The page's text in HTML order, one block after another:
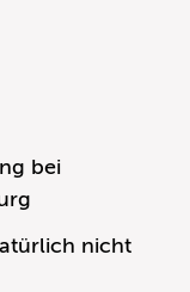
bei
nicht